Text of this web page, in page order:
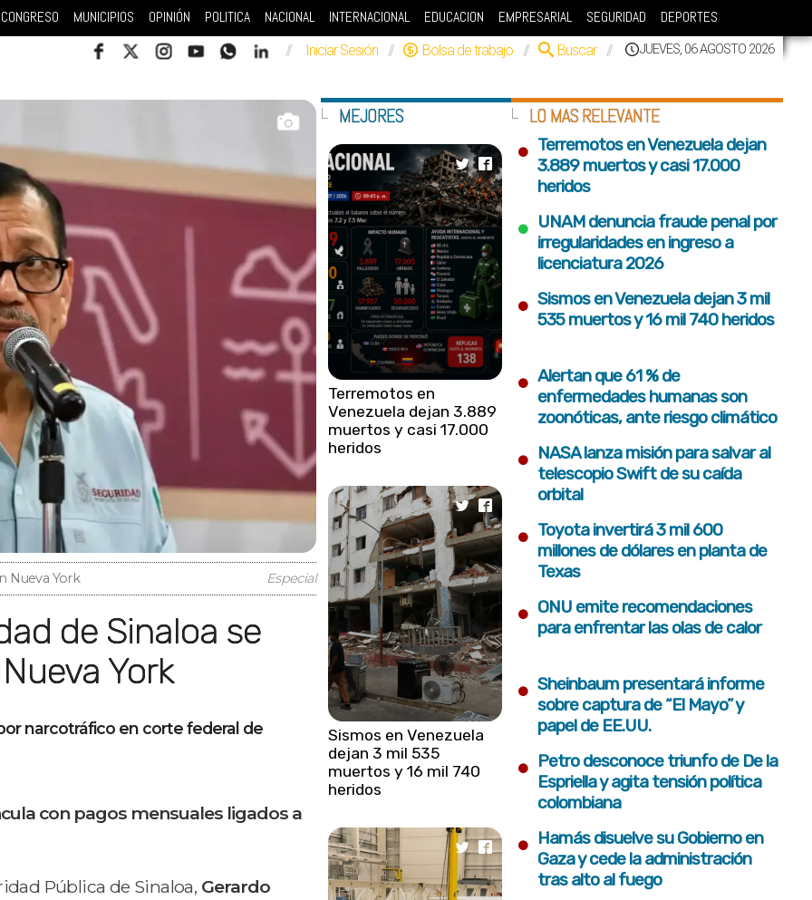
CONGRESO MUNICIPIOS OPINIÓN POLITICA NACIONAL INTERNACIONAL EDUCACION EMPRESARIAL SEGURIDAD DEPORTES
JUEVES, 06 AGOSTO 2026
//
Buscar
//
Bolsa de trabajo
//
Iniciar Sesión
//
Nueva York Especial
York
narcotráfico en corte federal de
con pagos mensuales ligados a
Pública de Sinaloa, Gerardo
MEJORES
Terremotos en
Venezuela dejan 3.889
muertos y casi 17.000
heridos
Sismos en Venezuela
dejan 3 mil 535
muertos y 16 mil 740
heridos
LO MAS RELEVANTE
• Terremotos en Venezuela dejan
3.889 muertos y casi 17.000
heridos
• UNAM denuncia fraude penal por
irregularidades en ingreso a
licenciatura 2026
• Sismos en Venezuela dejan 3 mil
535 muertos y 16 mil 740 heridos
• Alertan que 61 % de
enfermedades humanas son
zoonóticas, ante riesgo climático
• NASA lanza misión para salvar al
telescopio Swift de su caída
orbital
• Toyota invertirá 3 mil 600
millones de dólares en planta de
Texas
• ONU emite recomendaciones
para enfrentar las olas de calor
• Sheinbaum presentará informe
sobre captura de “El Mayo” y
papel de EE.UU.
• Petro desconoce triunfo de De la
Espriella y agita tensión política
colombiana
• Hamás disuelve su Gobierno en
Gaza y cede la administración
tras alto al fuego